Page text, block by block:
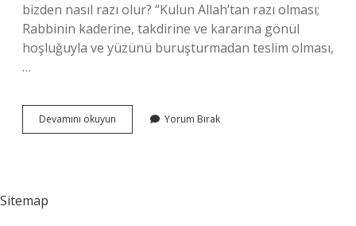
bizden nasıl razı olur? “Kulun Allah’tan razı olması;
Rabbinin kaderine, takdirine ve kararına gönül
hoşluğuyla ve yüzünü buruşturmadan teslim olması,
…
Devamını okuyun
Olmak
Yorum Bırak
Sitemap